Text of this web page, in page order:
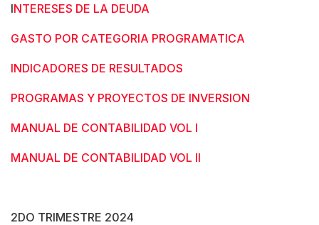
INTERESES DE LA DEUDA
GASTO POR CATEGORIA PROGRAMATICA
INDICADORES DE RESULTADOS
PROGRAMAS Y PROYECTOS DE INVERSION
MANUAL DE CONTABILIDAD VOL I
MANUAL DE CONTABILIDAD VOL II
2DO TRIMESTRE 2024